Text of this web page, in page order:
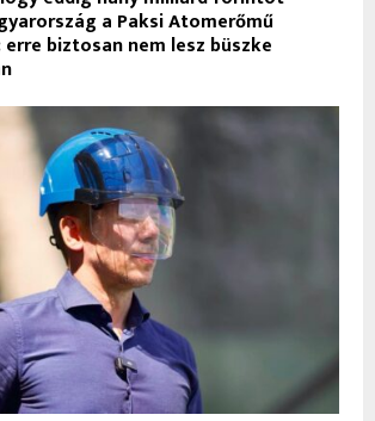
a Paksi Atomerőmű
biztosan nem lesz büszke